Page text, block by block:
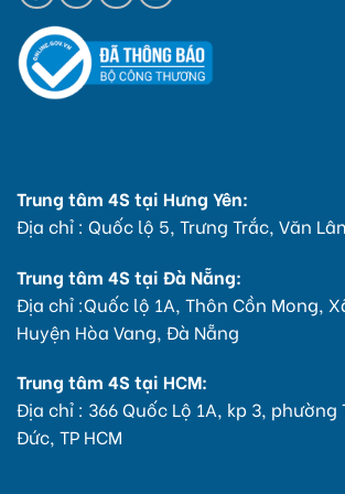
Trung tâm 4S tại Hưng Yên:
Địa chỉ : Quốc lộ 5, Trưng Trắc, Văn
Trung tâm 4S tại Đà Nẵng:
Địa chỉ :Quốc lộ 1A, Thôn Cồn Mong,
Huyện Hòa Vang, Đà Nẵng
Trung tâm 4S tại HCM:
Địa chỉ : 366 Quốc Lộ 1A, kp 3, phường
Đức, TP HCM